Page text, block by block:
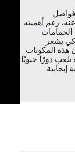
رغم أهميته
الحمامات
يشعر
هذه المكونات
دورًا حيويًا